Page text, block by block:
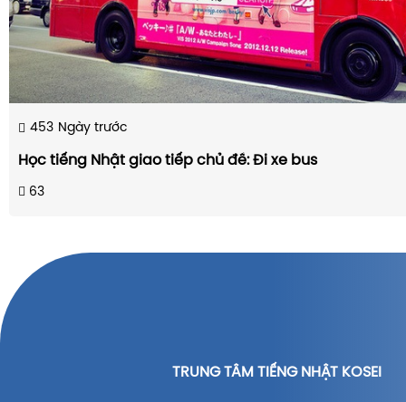
453 Ngày trước
Học tiếng Nhật giao tiếp chủ đề: Đi xe bus
63
TRUNG TÂM TIẾNG NHẬT KOSEI